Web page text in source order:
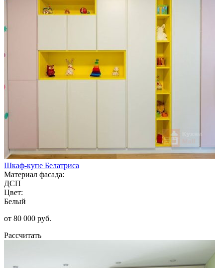
Шкаф-купе Белатриса
Материал фасада:
ДСП
Цвет:
Белый
от 80 000 руб.
Рассчитать